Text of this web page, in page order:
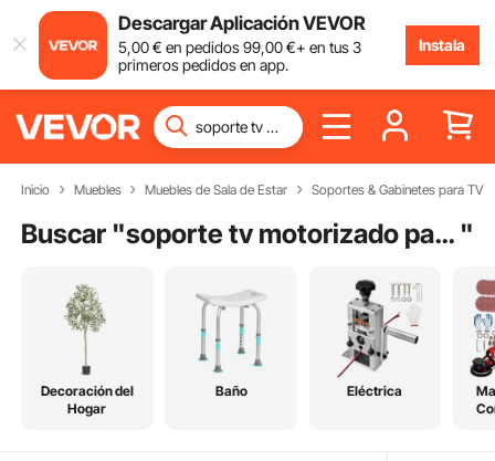
Descargar Aplicación VEVOR
5,00€ en pedidos99,00€+ en tus 3
primeros pedidos en app.
Instala
Inicio Muebles Muebles de Sala de Estar Soportes & Gabinetes para TV
Buscar " soporte tv motorizado pared "
Decoración del
Hogar
Baño Eléctrica